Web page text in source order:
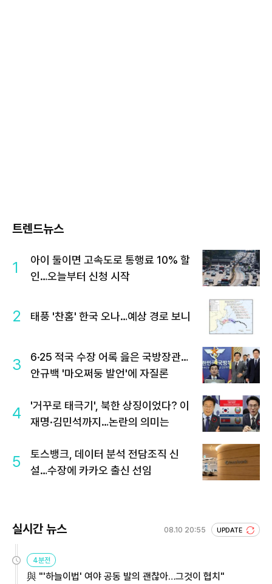
트렌드뉴스
1
아이 둘이면 고속도로 통행료 10% 할
인…오늘부터 신청 시작
2 태풍 '찬홈' 한국 오나…예상 경로 보니
3
6·25 적국 수장 어록 읊은 국방장관…
안규백 '마오쩌둥 발언'에 자질론
4
'거꾸로 태극기', 북한 상징이었다? 이
재명·김민석까지…논란의 의미는
5
토스뱅크, 데이터 분석 전담조직 신
설…수장에 카카오 출신 선임
실시간 뉴스 08.10 20:55 UPDATE
4분전
與 "'하늘이법' 여야 공동 발의 괜찮아…그것이 협치"